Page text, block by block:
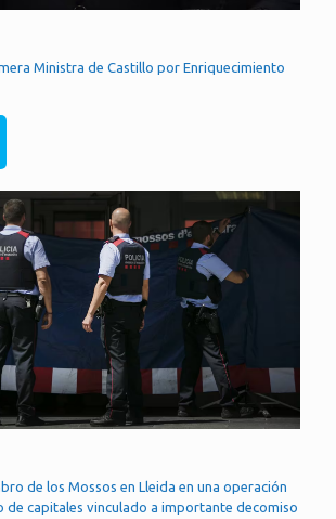
Ministra de Castillo por Enriquecimiento
de los Mossos en Lleida en una operación
de capitales vinculado a importante decomiso